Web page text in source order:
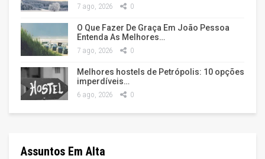
7 ago, 2026 0
O Que Fazer De Graça Em João Pessoa
Entenda As Melhores…
7 ago, 2026 0
Melhores hostels de Petrópolis: 10 opções
imperdíveis…
6 ago, 2026 0
Assuntos Em Alta